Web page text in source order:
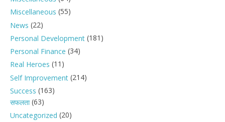
Miscellaneous (55)
News (22)
Personal Development (181)
Personal Finance (34)
Real Heroes (11)
Self Improvement (214)
Success (163)
सफलता(63)
Uncategorized (20)